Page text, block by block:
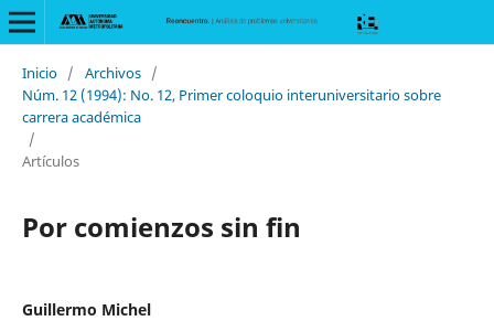
Inicio / Archivos /
Núm. 12 (1994): No. 12, Primer coloquio interuniversitario sobre
carrera académica
/
Artículos
Por comienzos sin fin
Guillermo Michel